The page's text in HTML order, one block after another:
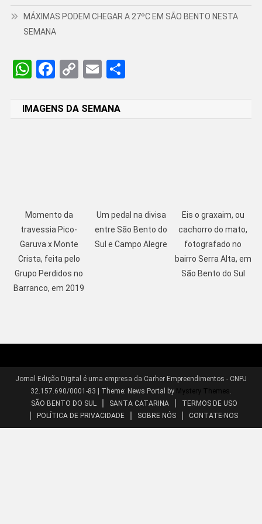
MÁXIMAS PODEM CHEGAR A 27ºC EM SÃO BENTO NESTA
SEMANA
WhatsApp
Facebook
CopyEmailShare
IMAGENS DA SEMANA
Momento da
travessia Pico-
Garuva x Monte
Crista, feita pelo
Grupo Perdidos no
Barranco, em 2019
Um pedal na divisa
entre São Bento do
Sul e Campo Alegre
Eis o graxaim, ou
cachorro do mato,
fotografado no
bairro Serra Alta, em
São Bento do Sul
Jornal Edição Digital é uma empresa da Carher Empreendimentos - CNPJ
32.157.690/0001-83
Theme: News Portal by Mystery Themes .
SÃO BENTO DO SUL
SANTA CATARINA
TERMOS DE USO
POLÍTICA DE PRIVACIDADE
SOBRE NÓS CONTATE-NOS